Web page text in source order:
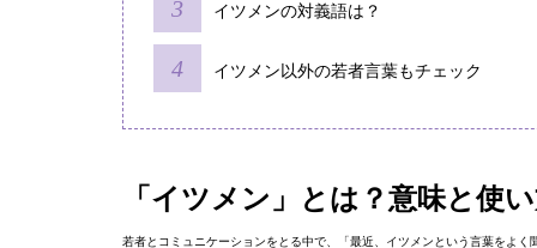
イツメンの対義語は？
イツメン以外の若者言葉もチェック
「イツメン」とは？意味と使
若者とコミュニケーションをとる中で、「最近、イツメンという言葉をよ